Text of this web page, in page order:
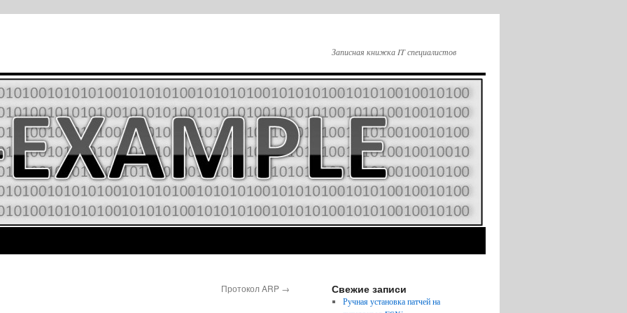
Записная книжка IT специалистов
Протокол ARP → Свежие записи
Ручная установка патчей на